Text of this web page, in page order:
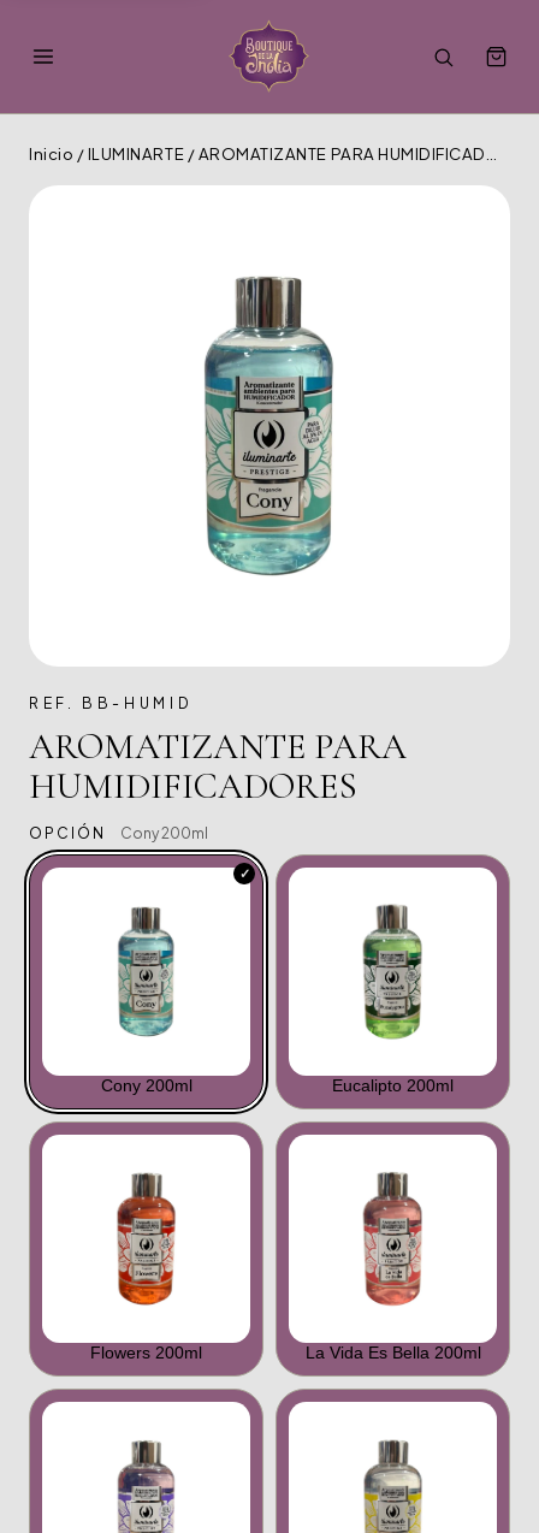
Inicio /ILUMINARTE /AROMATIZANTE PARA HUMIDIFICADORES
REF. BB-HUMID
AROMATIZANTE PARA
HUMIDIFICADORES
OPCIÓN Cony 200ml
Cony 200ml Eucalipto 200ml
Flowers 200ml La Vida Es Bella 200ml